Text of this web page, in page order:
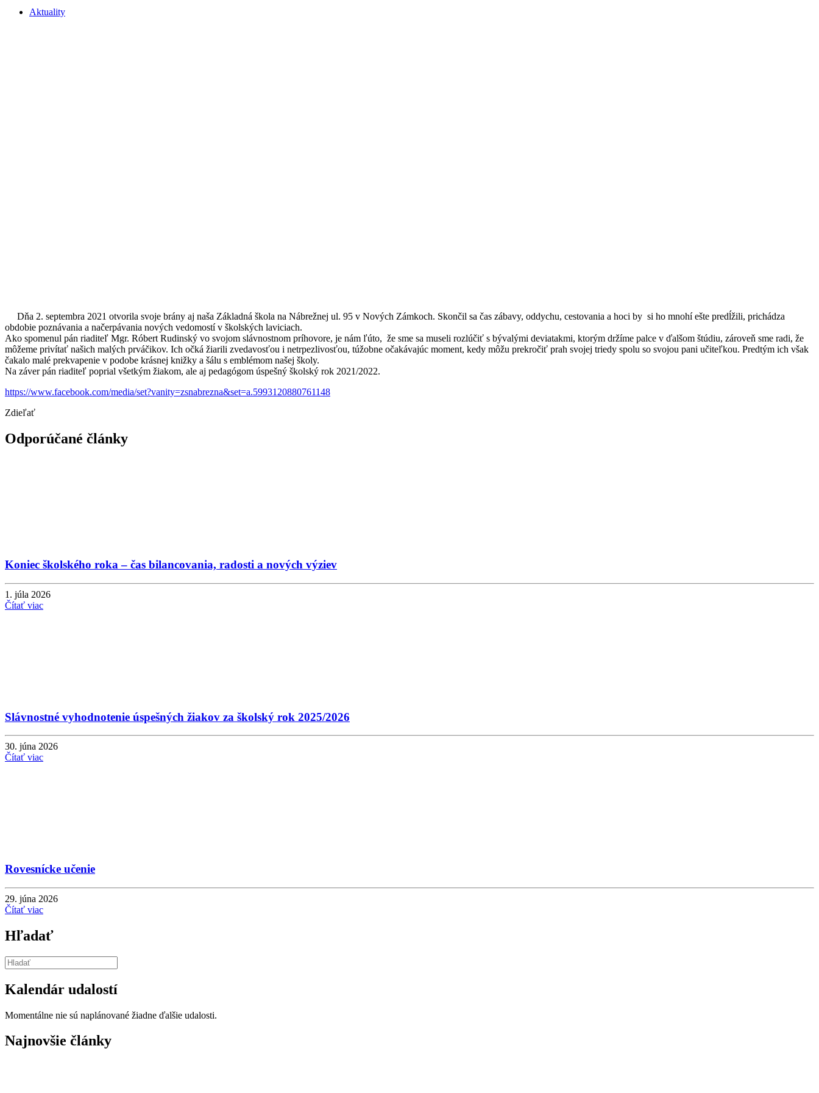
Aktuality
Dňa 2. septembra 2021 otvorila svoje brány aj naša Základná škola na Nábrežnej ul. 95 v Nových Zámkoch. Skončil sa čas zábavy, oddychu, cestovania a hoci by si ho mnohí ešte predĺžili, prichádza
obdobie poznávania a načerpávania nových vedomostí v školských laviciach.
Ako spomenul pán riaditeľ Mgr. Róbert Rudinský vo svojom slávnostnom príhovore, je nám ľúto, že sme sa museli rozlúčiť s bývalými deviatakmi, ktorým držíme palce v ďalšom štúdiu, zároveň sme radi, že
môžeme privítať našich malých prváčikov. Ich očká žiarili zvedavosťou i netrpezlivosťou, túžobne očakávajúc moment, kedy môžu prekročiť prah svojej triedy spolu so svojou pani učiteľkou. Predtým ich však
čakalo malé prekvapenie v podobe krásnej knižky a šálu s emblémom našej školy.
Na záver pán riaditeľ poprial všetkým žiakom, ale aj pedagógom úspešný školský rok 2021/2022.
https://www.facebook.com/media/set?vanity=zsnabrezna&set=a.5993120880761148
Zdieľať
Odporúčané články
Koniec školského roka – čas bilancovania, radosti a nových výziev
1. júla 2026
Čítať viac
Slávnostné vyhodnotenie úspešných žiakov za školský rok 2025/2026
30. júna 2026
Čítať viac
Rovesnícke učenie
29. júna 2026
Čítať viac
Hľadať
Kalendár udalostí
Momentálne nie sú naplánované žiadne ďalšie udalosti.
Najnovšie články